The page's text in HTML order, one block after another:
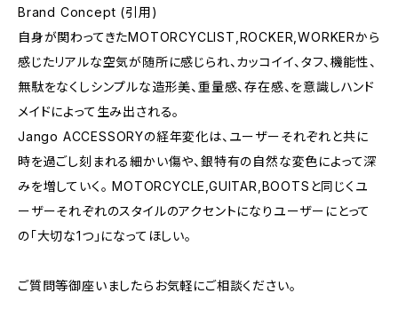
Brand Concept (引用)
自身が関わってきたMOTORCYCLIST,ROCKER,WORKERから
感じたリアルな空気が随所に感じられ、カッコイイ、タフ、機能性、
無駄をなくしシンプルな造形美、重量感、存在感、を意識しハンド
メイドによって生み出される。
Jango ACCESSORYの経年変化は、ユーザーそれぞれと共に
時を過ごし刻まれる細かい傷や、銀特有の自然な変色によって深
みを増していく。 MOTORCYCLE,GUITAR,BOOTSと同じくユ
ーザーそれぞれのスタイルのアクセントになりユーザーにとって
の「大切な1つ」になってほしい。
ご質問等御座いましたらお気軽にご相談ください。